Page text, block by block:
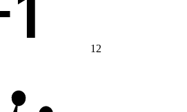
12